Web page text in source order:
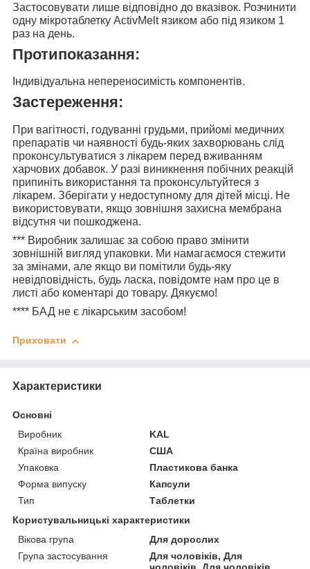
Застосовувати лише відповідно до вказівок. Розчинити
одну мікротаблетку ActivMelt язиком або під язиком 1
раз на день.
Протипоказання:
Індивідуальна непереносимість компонентів.
Застереження:
При вагітності, годуванні грудьми, прийомі медичних
препаратів чи наявності будь-яких захворювань слід
проконсультуватися з лікарем перед вживанням
харчових добавок. У разі виникнення побічних реакцій
припиніть використання та проконсультуйтеся з
лікарем. Зберігати у недоступному для дітей місці. Не
використовувати, якщо зовнішня захисна мембрана
відсутня чи пошкоджена.
*** Виробник залишає за собою право змінити
зовнішній вигляд упаковки. Ми намагаємося стежити
за змінами, але якщо ви помітили будь-яку
невідповідність, будь ласка, повідомте нам про це в
листі або коментарі до товару. Дякуємо!
**** БАД не є лікарським засобом!
Приховати
Характеристики
Основні
Виробник
KAL
Країна виробник
США
Упаковка
Пластикова банка
Форма випуску
Капсули
Тип
Таблетки
Користувальницькі характеристики
Вікова група
Для дорослих
Група застосування
Для чоловіків, Для
чоловіків, Для чоловіків